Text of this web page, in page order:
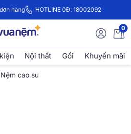
hàng HOTLINE 0Đ: 18002092
0
Nội thất Gối Khuyến mãi
Nệm cao su